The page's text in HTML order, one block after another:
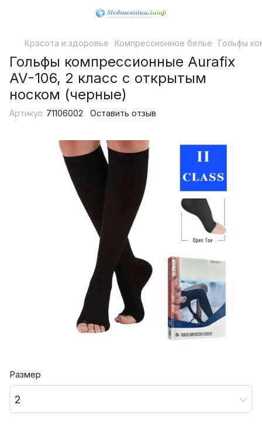
Красота и здоровье Компрессионное белье Гольфы
Гольфы компрессионные Aurafix
AV-106, 2 класс с открытым
носком (черные)
Артикул: 71106002 Оставить отзыв
Размер
2